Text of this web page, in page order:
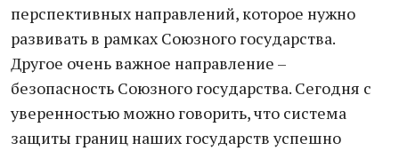
перспективных направлений, которое нужно
развивать в рамках Союзного государства.
Другое очень важное направление –
безопасность Союзного государства. Сегодня с
уверенностью можно говорить, что система
защиты границ наших государств успешно